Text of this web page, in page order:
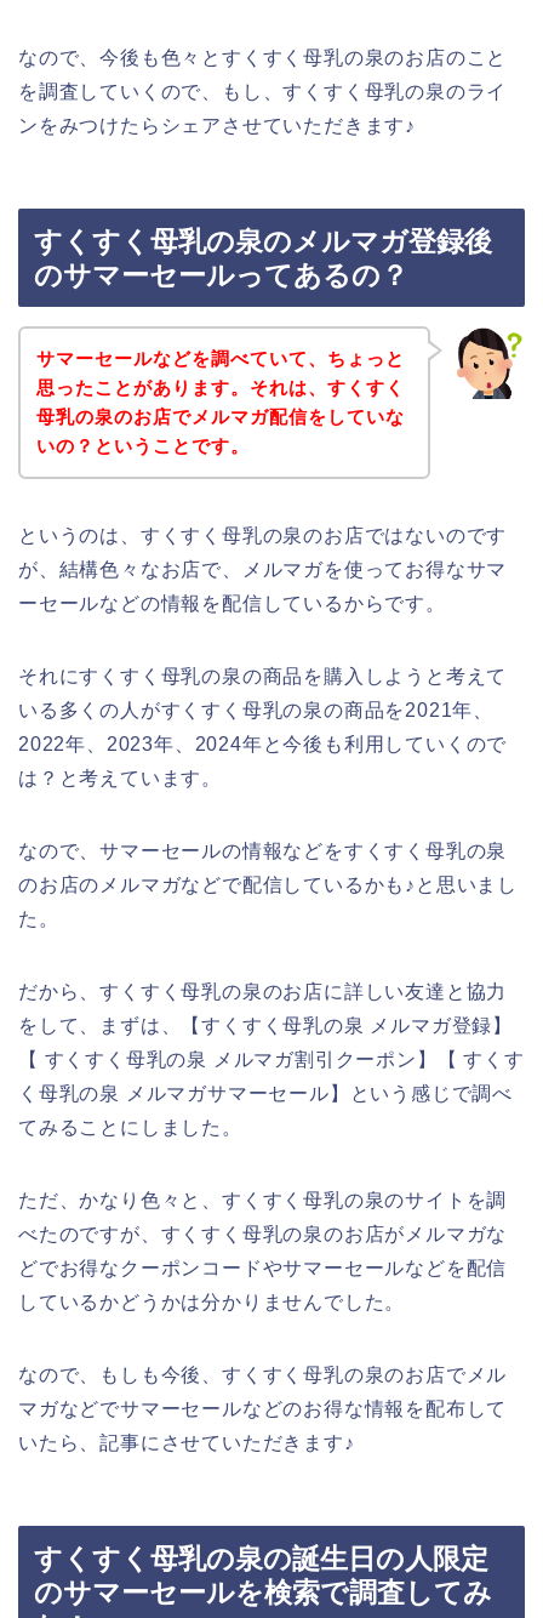
なので、今後も色々とすくすく母乳の泉のお店のこと
を調査していくので、もし、すくすく母乳の泉のライ
ンをみつけたらシェアさせていただきます♪
すくすく母乳の泉のメルマガ登録後
のサマーセールってあるの？
サマーセールなどを調べていて、ちょっと
思ったことがあります。それは、すくすく
母乳の泉のお店でメルマガ配信をしていな
いの？ということです。
というのは、すくすく母乳の泉のお店ではないのです
が、結構色々なお店で、メルマガを使ってお得なサマ
ーセールなどの情報を配信しているからです。
それにすくすく母乳の泉の商品を購入しようと考えて
いる多くの人がすくすく母乳の泉の商品を2021年、
2022年、2023年、2024年と今後も利用していくので
は？と考えています。
なので、サマーセールの情報などをすくすく母乳の泉
のお店のメルマガなどで配信しているかも♪と思いまし
た。
だから、すくすく母乳の泉のお店に詳しい友達と協力
をして、まずは、【すくすく母乳の泉 メルマガ登録】
【 すくすく母乳の泉 メルマガ割引クーポン】【 すくす
く母乳の泉 メルマガサマーセール】という感じで調べ
てみることにしました。
ただ、かなり色々と、すくすく母乳の泉のサイトを調
べたのですが、すくすく母乳の泉のお店がメルマガな
どでお得なクーポンコードやサマーセールなどを配信
しているかどうかは分かりませんでした。
なので、もしも今後、すくすく母乳の泉のお店でメル
マガなどでサマーセールなどのお得な情報を配布して
いたら、記事にさせていただきます♪
すくすく母乳の泉の誕生日の人限定
のサマーセールを検索で調査してみ